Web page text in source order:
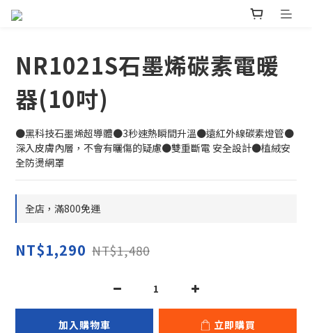
NR1021S石墨烯碳素電暖
器(10吋)
●黑科技石墨烯超導體●3秒速熱瞬間升溫●遠紅外線碳素燈管●
深入皮膚內層，不會有曬傷的疑慮●雙重斷電 安全設計●植絨安
全防燙網罩
全店，滿800免運
NT$1,290 NT$1,480
加入購物車 立即購買